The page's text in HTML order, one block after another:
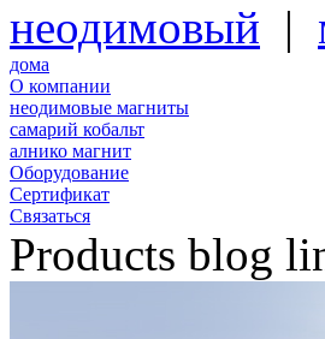
неодимовый |
дома
О компании
неодимовые магниты
самарий кобальт
алнико магнит
Oборудование
Cертификат
Cвязаться
Products blog